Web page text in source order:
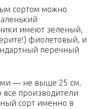
сортом можно
имеют зеленый,
фиолетовый, и
перечный
— не выше 25 см.
все производители
сорт именно в